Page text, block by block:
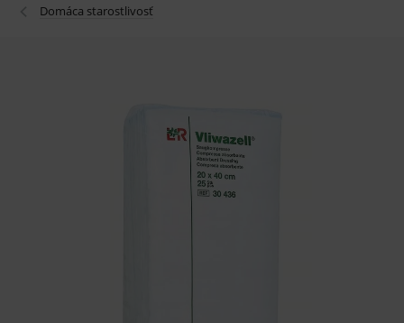
Domáca starostlivosť